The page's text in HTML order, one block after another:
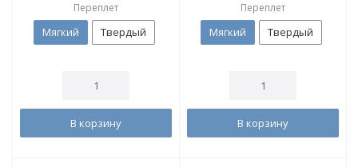
Переплет
Мягкий Твердый
В корзину
Переплет
Мягкий Твердый
В корзину